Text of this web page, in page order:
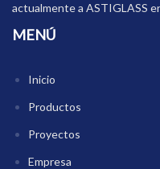
actualmente a ASTIGLASS
MENÚ
Inicio
Productos
Proyectos
Empresa